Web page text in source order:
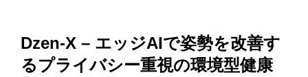
Dzen-X – エッジAIで姿勢を改善す
るプライバシー重視の環境型健康